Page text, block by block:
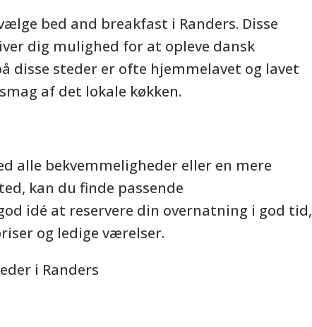
bed and breakfast i Randers. Disse
dig mulighed for at opleve dansk
steder er ofte hjemmelavet og lavet
af det lokale køkken.
alle bekvemmeligheder eller en mere
kan du finde passende
idé at reservere din overnatning i god tid,
og ledige værelser.
i Randers